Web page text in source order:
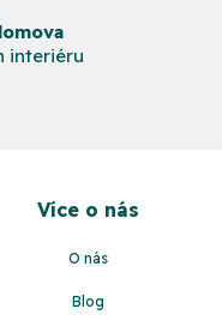
interiéru
Více o nás
O nás
Blog